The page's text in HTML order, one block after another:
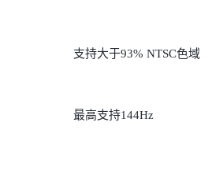
支持大于93% NTSC色域
最高支持144Hz